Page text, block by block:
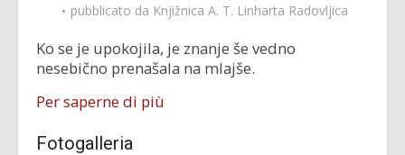
pubblicato da Knjižnica A. T. Linharta Radovljica
Ko se je upokojila, je znanje še vedno
nesebično prenašala na mlajše.
Per saperne di più
Fotogalleria